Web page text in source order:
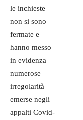
le inchieste
non si sono
fermate e
hanno messo
in evidenza
numerose
irregolarità
emerse negli
appalti Covid-